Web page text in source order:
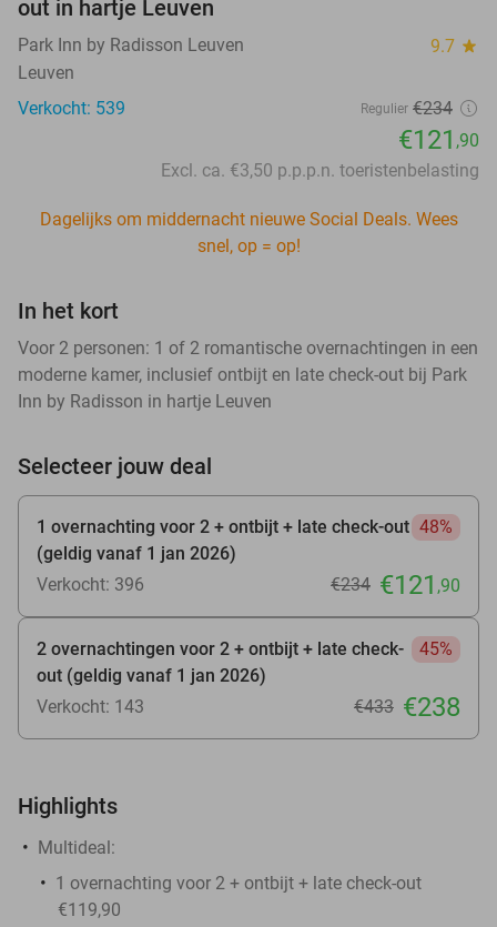
out in hartje Leuven
Park Inn by Radisson Leuven 9.7 star
Leuven
Verkocht: 539
Regulier €234
€121 ,90
Excl. ca. €3,50 p.p.p.n. toeristenbelasting
Dagelijks om middernacht nieuwe Social Deals. Wees
snel, op = op!
In het kort
Voor 2 personen: 1 of 2 romantische overnachtingen in een
moderne kamer, inclusief ontbijt en late check-out bij Park
Inn by Radisson in hartje Leuven
Selecteer jouw deal
1 overnachting voor 2 + ontbijt + late check-out
(geldig vanaf 1 jan 2026)
48%
Verkocht: 396 €234 €121 ,90
2 overnachtingen voor 2 + ontbijt + late check-
out (geldig vanaf 1 jan 2026)
45%
Verkocht: 143 €433 €238
Highlights
Multideal:
1 overnachting voor 2 + ontbijt + late check-out
€119,90